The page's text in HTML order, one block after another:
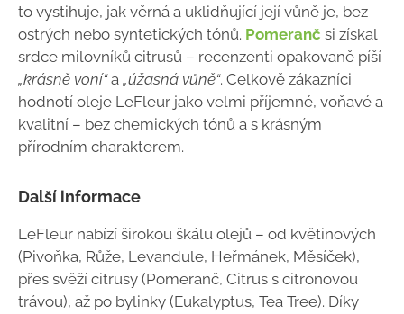
to vystihuje, jak věrná a uklidňující její vůně je, bez
ostrých nebo syntetických tónů. Pomeranč si získal
srdce milovníků citrusů – recenzenti opakovaně píší
„krásně voní“a „úžasná vůně“. Celkově zákazníci
hodnotí oleje LeFleur jako velmi příjemné, voňavé a
kvalitní – bez chemických tónů a s krásným
přírodním charakterem.
Další informace
LeFleur nabízí širokou škálu olejů – od květinových
(Pivoňka, Růže, Levandule, Heřmánek, Měsíček),
přes svěží citrusy (Pomeranč, Citrus s citronovou
trávou), až po bylinky (Eukalyptus, Tea Tree). Díky